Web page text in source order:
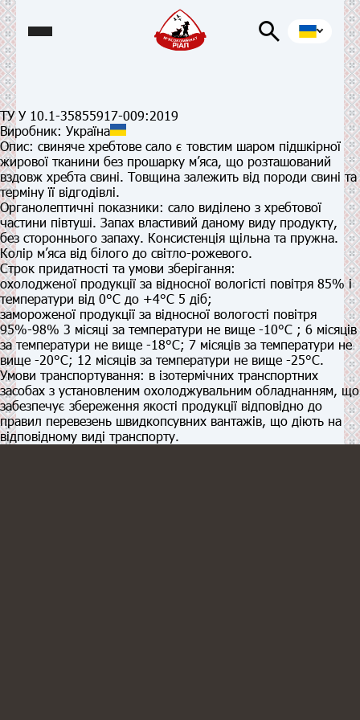
ТУ У 10.1-35855917-009:2019
Виробник: Україна
Опис: свиняче хребтове сало є товстим шаром підшкірної
жирової тканини без прошарку м’яса, що розташований
вздовж хребта свині. Товщина залежить від породи свині та
терміну її відгодівлі.
Органолептичні показники: сало виділено з хребтової
частини півтуші. Запах властивий даному виду продукту,
без стороннього запаху. Консистенція щільна та пружна.
Колір м’яса від білого до світло-рожевого.
Строк придатності та умови зберігання:
охолодженої продукції за відносної вологісті повітря 85% і
температури від 0°С до +4°С 5 діб;
замороженої продукції за відносної вологості повітря
95%-98% 3 місяці за температури не вище -10°С ; 6 місяців
за температури не вище -18°С; 7 місяців за температури не
вище -20°С; 12 місяців за температури не вище -25°С.
Умови транспортування: в ізотермічних транспортних
засобах з установленим охолоджувальним обладнанням, що
забезпечує збереження якості продукції відповідно до
правил перевезень швидкопсувних вантажів, що діють на
відповідному виді транспорту.